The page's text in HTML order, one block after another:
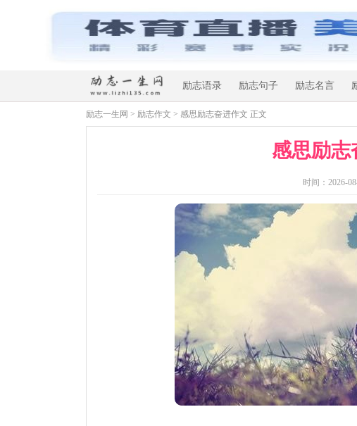
励志语录 励志句子 励志名言
励志一生网 > 励志作文 > 感思励志奋进作文 正文
感思励志
时间：2026-